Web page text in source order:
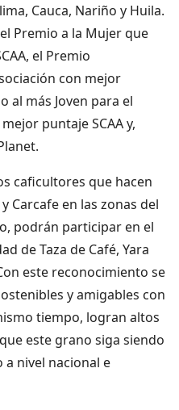
Cauca, Nariño y Huila.
Premio a la Mujer que
el Premio
con mejor
al más Joven para el
puntaje SCAA y,
caficultores que hacen
Carcafe en las zonas del
podrán participar en el
de Taza de Café, Yara
este reconocimiento se
y amigables con
tiempo, logran altos
este grano siga siendo
nivel nacional e